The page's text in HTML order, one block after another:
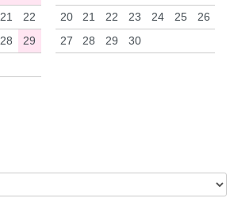
21
22
28
29
20
21 22 23 24 25
26
27
28 29 30